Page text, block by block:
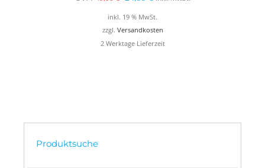
Preis
war:
49,99 €
Preis
ist:
24,99 €.
inkl. 19 % MwSt.
zzgl. Versandkosten
2 Werktage Lieferzeit
Produktsuche